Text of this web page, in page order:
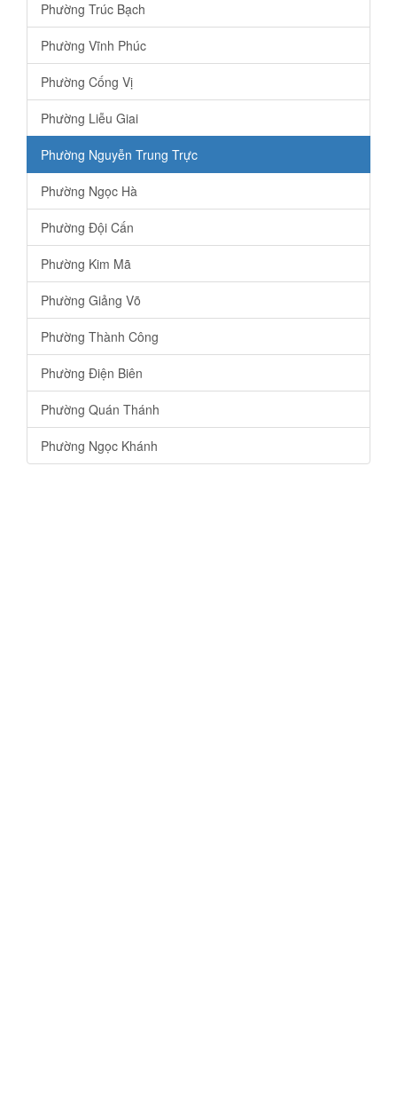
Phường Trúc Bạch
Phường Vĩnh Phúc
Phường Cống Vị
Phường Liễu Giai
Phường Nguyễn Trung Trực
Phường Ngọc Hà
Phường Đội Cấn
Phường Kim Mã
Phường Giảng Võ
Phường Thành Công
Phường Điện Biên
Phường Quán Thánh
Phường Ngọc Khánh